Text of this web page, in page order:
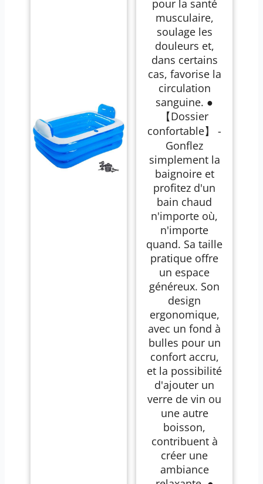
pour la santé
musculaire,
soulage les
douleurs et,
dans certains
cas, favorise la
circulation
sanguine. ●
【Dossier
confortable】 -
Gonflez
simplement la
baignoire et
profitez d'un
bain chaud
n'importe où,
n'importe
quand. Sa taille
pratique offre
un espace
généreux. Son
design
ergonomique,
avec un fond à
bulles pour un
confort accru,
et la possibilité
d'ajouter un
verre de vin ou
une autre
boisson,
contribuent à
créer une
ambiance